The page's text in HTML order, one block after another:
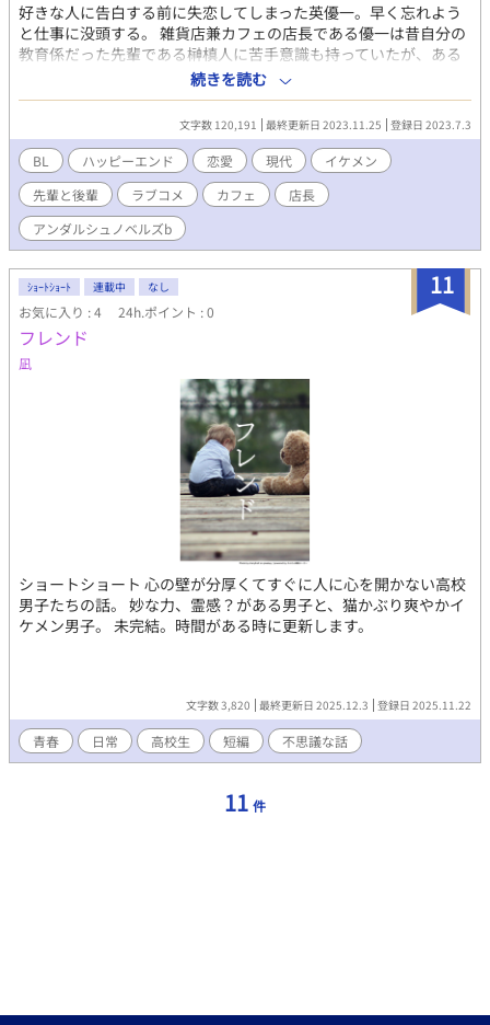
好きな人に告白する前に失恋してしまった英優一。早く忘れよう
と仕事に没頭する。 雑貨店兼カフェの店長である優一は昔自分の
教育係だった先輩である榊槙人に苦手意識も持っていたが、ある
日、二号店の店長である榊に思いもよらない告白をされる。 ずっ
と嫌われていると思っていた榊の本当の気持ちを知った優一にも
心に変化が訪れる――。 ＊ ＊ ＊ かなり昔に書いていた作品で
す。 他サイトにも載せていますがこちらは校正したものを順次掲
載して参ります。 未完結でしたので、ここで仕上げられたらと思
います。
続きを読む
文字数 120,191 最終更新日 2023.11.25 登録日 2023.7.3
BL ハッピーエンド 恋愛 現代
イケメン
先輩と後輩
ラブコメ カフェ
店長
アンダルシュノベルズb
11
ｼｮｰﾄｼｮｰﾄ 連載中 なし
お気に入り : 4 24h.ポイント : 0
フレンド
凪
ショートショート 心の壁が分厚くてすぐに人に心を開かない高校
男子たちの話。 妙な力、霊感？がある男子と、猫かぶり爽やかイ
ケメン男子。 未完結。時間がある時に更新します。
文字数 3,820 最終更新日 2025.12.3 登録日 2025.11.22
青春 日常 高校生 短編 不思議な話
11 件